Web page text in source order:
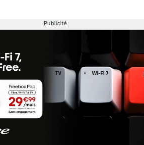
Publicité